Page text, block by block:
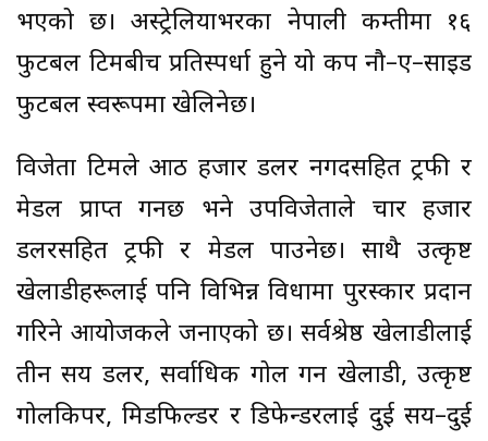
भएको छ। अस्ट्रेलियाभरका नेपाली कम्तीमा १६
फुटबल टिमबीच प्रतिस्पर्धा हुने यो कप नौ–ए–साइड
फुटबल स्वरूपमा खेलिनेछ।
विजेता टिमले आठ हजार डलर नगदसहित ट्रफी र
मेडल प्राप्त गर्नेछ भने उपविजेताले चार हजार
डलरसहित ट्रफी र मेडल पाउनेछ। साथै उत्कृष्ट
खेलाडीहरूलाई पनि विभिन्न विधामा पुरस्कार प्रदान
गरिने आयोजकले जनाएको छ। सर्वश्रेष्ठ खेलाडीलाई
तीन सय डलर, सर्वाधिक गोल गर्ने खेलाडी, उत्कृष्ट
गोलकिपर, मिडफिल्डर र डिफेन्डरलाई दुई सय–दुई